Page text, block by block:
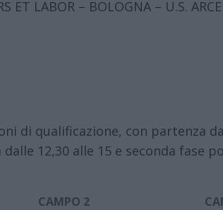
ET LABOR – BOLOGNA – U.S.
di qualificazione, con partenza
12,30 alle 15 e seconda fase
CAMPO 2